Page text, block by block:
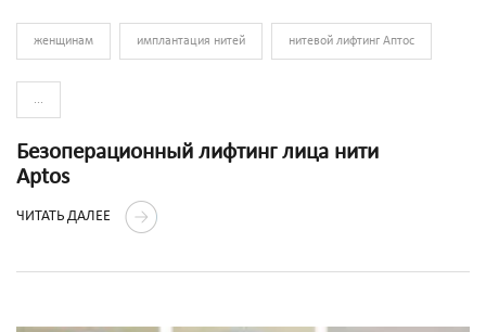
женщинам имплантация нитей нитевой лифтинг Аптос
...
Безоперационный лифтинг лица нити
Aptos
ЧИТАТЬ ДАЛЕЕ